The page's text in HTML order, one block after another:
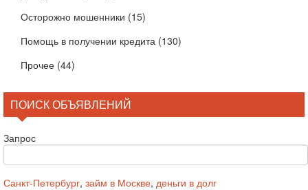
Осторожно мошенники (15)
Помощь в получении кредита (130)
Прочее (44)
ПОИСК ОБЪЯВЛЕНИЙ
Запрос
Санкт-Петербург, займ в Москве, деньги в долг